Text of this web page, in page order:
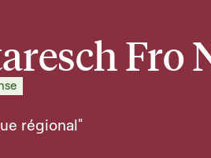
Fro
régional"